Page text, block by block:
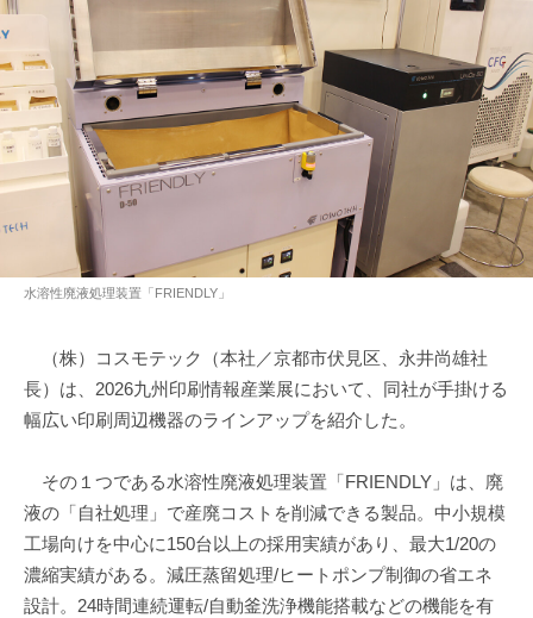
水溶性廃液処理装置「FRIENDLY」
（株）コスモテック（本社／京都市伏見区、永井尚雄社
長）は、2026九州印刷情報産業展において、同社が手掛ける
幅広い印刷周辺機器のラインアップを紹介した。
その１つである水溶性廃液処理装置「FRIENDLY」は、廃
液の「自社処理」で産廃コストを削減できる製品。中小規模
工場向けを中心に150台以上の採用実績があり、最大1/20の
濃縮実績がある。減圧蒸留処理/ヒートポンプ制御の省エネ
設計。24時間連続運転/自動釜洗浄機能搭載などの機能を有